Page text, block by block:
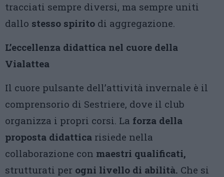
tracciati sempre diversi, ma sempre uniti
dallo stesso spirito di aggregazione.
L’eccellenza didattica nel cuore della
Vialattea
Il cuore pulsante dell’attività invernale è il
comprensorio di Sestriere, dove il club
organizza i propri corsi. La forza della
proposta didattica risiede nella
collaborazione con maestri qualificati,
strutturati per ogni livello di abilità. Che si